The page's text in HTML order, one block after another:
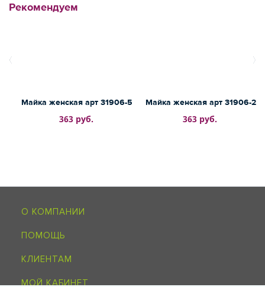
Рекомендуем
Майка женская арт 31906-5
363 руб.
Майка женская арт 31906-2
363 руб.
О КОМПАНИИ
ПОМОЩЬ
КЛИЕНТАМ
МОЙ КАБИНЕТ